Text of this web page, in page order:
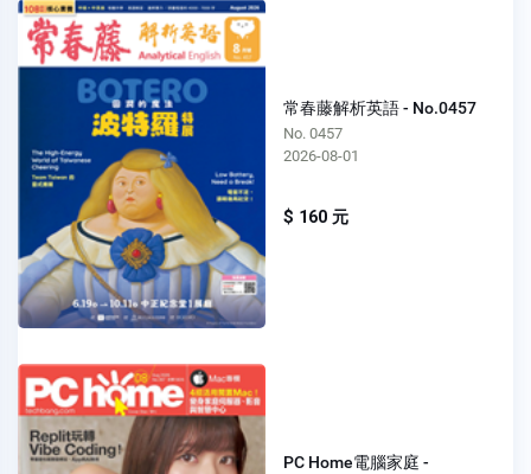
常春藤解析英語 - No.0457
No. 0457
2026-08-01
$ 160 元
PC Home電腦家庭 -